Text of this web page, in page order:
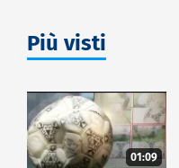
Più visti
01:09